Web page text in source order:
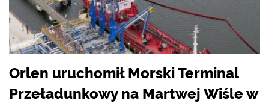
Orlen uruchomił Morski Terminal
Przeładunkowy na Martwej Wiśle w